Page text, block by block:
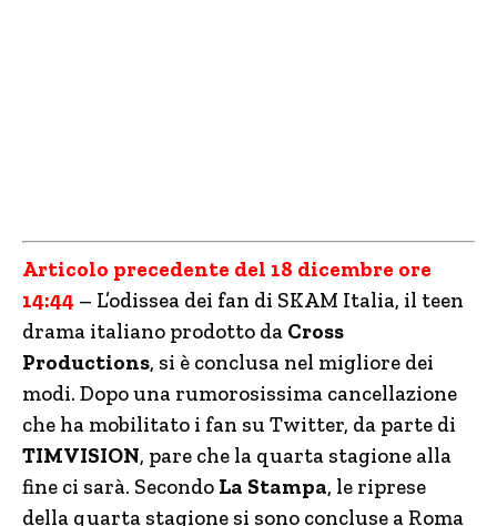
Articolo precedente del 18 dicembre ore
14:44 – L’odissea dei fan di SKAM Italia, il teen
drama italiano prodotto da Cross
Productions, si è conclusa nel migliore dei
modi. Dopo una rumorosissima cancellazione
che ha mobilitato i fan su Twitter, da parte di
TIMVISION, pare che la quarta stagione alla
fine ci sarà. Secondo La Stampa, le riprese
della quarta stagione si sono concluse a Roma